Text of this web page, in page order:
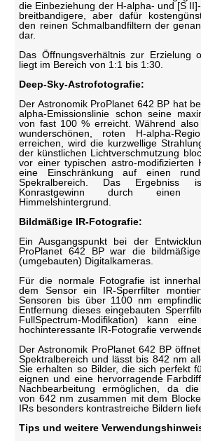
die Einbeziehung der H-alpha- und [S
breitbandigere, aber dafür
den reinen Schmalbandfiltern der
dar.
Das Öffnungsverhältnis zur Erzielung
liegt im Bereich von 1:1 bis 1:30.
Deep-Sky-Astrofotografie:
Der Astronomik ProPlanet 642 BP hat
alpha-Emissionslinie schon seine
von fast 100 % erreicht. Während
wunderschönen, roten H-alpha-
erreichen, wird die kurzwellige
der künstlichen Lichtverschmutzung
vor einer typischen astro-modifizierten
eine Einschränkung auf einen
Spekralbereich. Das Ergebniss
Konrastgewinn durch einen
Himmelshintergrund.
Bildmäßige IR-Fotografie:
Ein Ausgangspunkt bei der
ProPlanet 642 BP war die
(umgebauten) Digitalkameras.
Für die normale Fotografie ist
dem Sensor ein IR-Sperrfilter
Sensoren bis über 1100 nm
Entfernung dieses eingebauten
FullSpectrum-Modifikation) kann
hochinteressante IR-Fotografie
Der Astronomik ProPlanet 642 BP
Spektralbereich und lässt bis 842 nm
Sie erhalten so Bilder, die sich perfekt
eignen und eine hervorragende
Nachbearbeitung ermöglichen, da die
von 642 nm zusammen mit dem
IRs besonders kontrastreiche Bildern
Tips und weitere